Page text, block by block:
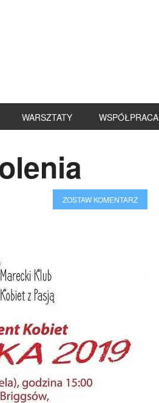
WARSZTATY WSPÓŁPRACA
ZOSTAW KOMENTARZ